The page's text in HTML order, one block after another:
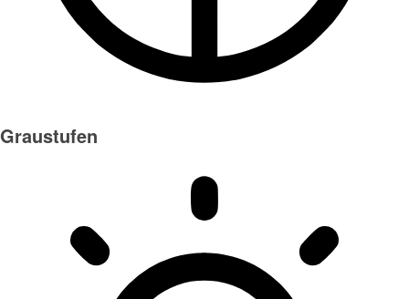
Graustufen